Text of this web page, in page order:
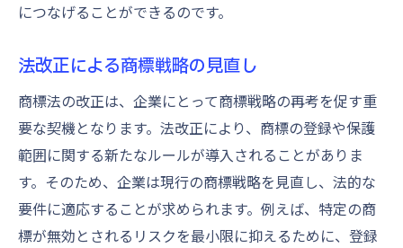
につなげることができるのです。
法改正による商標戦略の見直し
商標法の改正は、企業にとって商標戦略の再考を促す重
要な契機となります。法改正により、商標の登録や保護
範囲に関する新たなルールが導入されることがありま
す。そのため、企業は現行の商標戦略を見直し、法的な
要件に適応することが求められます。例えば、特定の商
標が無効とされるリスクを最小限に抑えるために、登録